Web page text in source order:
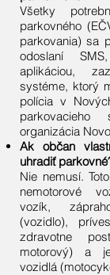
Všetky
parkovného
parkovania) sa
odoslaní
aplikáciou,
systéme, ktorý
polícia v
parkovacieho
organizácia
Ak občan
uhradiť
Nie nemusí.
nemotorové
vozík,
(vozidlo),
zdravotne
motorový) a
vozidlá